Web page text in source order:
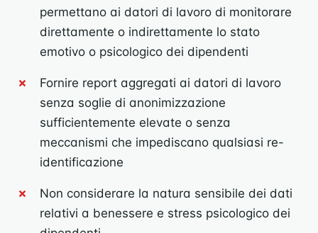
permettano ai datori di lavoro di monitorare
direttamente o indirettamente lo stato
emotivo o psicologico dei dipendenti
Fornire report aggregati ai datori di lavoro
senza soglie di anonimizzazione
sufficientemente elevate o senza
meccanismi che impediscano qualsiasi re-
identificazione
Non considerare la natura sensibile dei dati
relativi a benessere e stress psicologico dei